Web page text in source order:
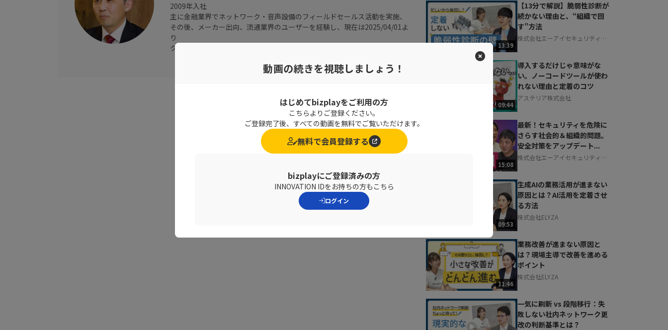
2009年入社
主に金融業界でネットワーク・音声設備のフィールドセールス活動を実施、
その後、メーカー出向、流通業界のユーザーを経験し、現在は2025/04/01よ
り
クラウドPBXを取り扱う部門として、第二販売部 第三販売課へ着任
13:39
【13分で解説】脆弱性診断が
続かない理由と、“組織で回
す”方法
株式会社エーアイセキュリティラ
09:44
導入するだけじゃ意味がな
い。ノーコードツールが使わ
れない理由と定着のコツ
アステリア株式会社
15:08
最新！セキュリティを危険に
さらす社会的＆組織的問題。
安全対策をアップデート...
株式会社エーアイセキュリティラ
09:53
生成AIの業務活用が進まない
原因とは？AI活用を定着させ
る方法
株式会社ELYZA
11:46
業務改善が進まない原因と
は？現場主導で改善を進める
ポイント
株式会社ELYZA
一気に刷新 vs 段階移行：失
敗しない社内ネットワーク更
改の判断基準とは？
動画の続きを視聴しましょう！
はじめてbizplayをご利用の方
こちらよりご登録ください。
ご登録完了後、すべての動画を無料でご覧いただけます。
無料で会員登録する
bizplayにご登録済みの方
INNOVATION IDをお持ちの方もこちら
ログイン